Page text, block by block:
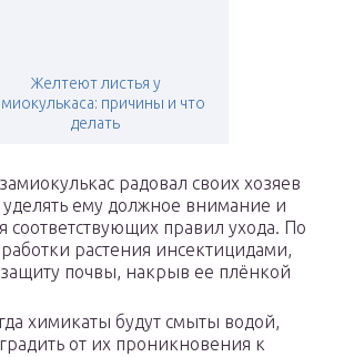
Желтеют листья у
причины и что
делать
радовал своих хозяев
уделять ему должное внимание и
соответствующих правил ухода. По
растения инсектицидами,
защиту почвы, накрыв ее плёнкой
химикаты будут смыты водой,
от их проникновения к